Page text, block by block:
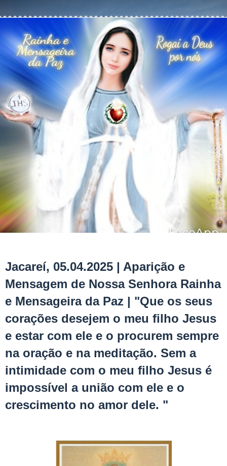
Jacareí, 05.04.2025 | Aparição e
Mensagem de Nossa Senhora Rainha
e Mensageira da Paz | "Que os seus
corações desejem o meu filho Jesus
e estar com ele e o procurem sempre
na oração e na meditação. Sem a
intimidade com o meu filho Jesus é
impossível a união com ele e o
crescimento no amor dele. "